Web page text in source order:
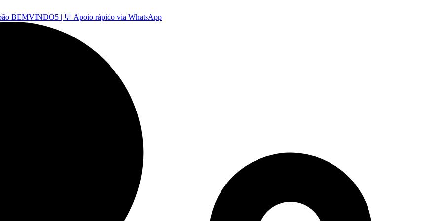
BEMVINDO5 | 💬 Apoio rápido via WhatsApp